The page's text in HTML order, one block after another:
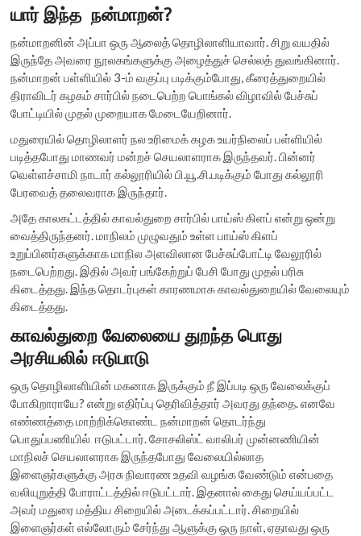
யார் இந்த நன்மாறன்?
நன்மாறனின் அப்பா ஒரு ஆலைத் தொழிலாளியாவார். சிறு வயதில்
இருந்தே அவரை நூலகங்களுக்கு அழைத்துச் செல்லத் துவங்கினார்.
நன்மாறன் பள்ளியில் 3-ம் வகுப்பு படிக்கும்போது, கீரைத்துறையில்
திராவிடர் கழகம் சார்பில் நடைபெற்ற பொங்கல் விழாவில் பேச்சுப்
போட்டியில் முதல் முறையாக மேடையேறினார்.
மதுரையில் தொழிலாளர் நல உரிமைக் கழக உயர்நிலைப் பள்ளியில்
படித்தபோது மாணவர் மன்றச் செயலாளராக இருந்தவர். பின்னர்
வெள்ளச்சாமி நாடார் கல்லூரியில் பி.யூ.சி.படிக்கும் போது கல்லூரி
பேரவைத் தலைவராக இருந்தார்.
அதே காலகட்டத்தில் காவல்துறை சார்பில் பாய்ஸ் கிளப் என்று ஒன்று
வைத்திருந்தனர். மாநிலம் முழுவதும் உள்ள பாய்ஸ் கிளப்
உறுப்பினர்களுக்காக மாநில அளவிலான பேச்சுப்போட்டி வேலூரில்
நடைபெற்றது. இதில் அவர் பங்கேற்றுப் பேசி போது முதல் பரிசு
கிடைத்தது. இந்த தொடர்புகள் காரணமாக காவல்துறையில் வேலையும்
கிடைத்தது.
காவல்துறை வேலையை துறந்த பொது
அரசியலில் ஈடுபாடு
ஒரு தொழிலாளியின் மகனாக இருக்கும் நீ இப்படி ஒரு வேலைக்குப்
போகிறாராயே? என்று எதிர்ப்பு தெரிவித்தார் அவரது தந்தை. எனவே
எண்ணத்தை மாற்றிக்கொண்ட நன்மாறன் தொடர்ந்து
பொதுப்பணியில் ஈடுபட்டார். சோசலிஸ்ட் வாலிபர் முன்னணியின்
மாநிலச் செயலாளராக இருந்தபோது வேலையில்லாத
இளைஞர்களுக்கு அரசு நிவாரண உதவி வழங்க வேண்டும் என்பதை
வலியுறுத்தி போராட்டத்தில் ஈடுபட்டார். இதனால் கைது செய்யப்பட்ட
அவர் மதுரை மத்திய சிறையில் அடைக்கப்பட்டார். சிறையில்
இளைஞர்கள் எல்லோரும் சேர்ந்து ஆளுக்கு ஒரு நாள், ஏதாவது ஒரு